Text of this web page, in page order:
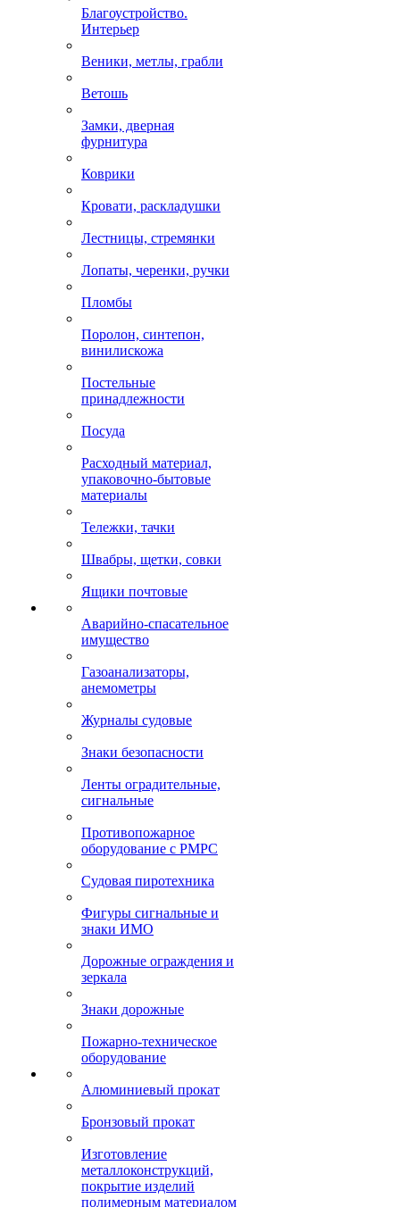
Благоустройство.
Интерьер
Веники, метлы, грабли
Ветошь
Замки, дверная
фурнитура
Коврики
Кровати, раскладушки
Лестницы, стремянки
Лопаты, черенки, ручки
Пломбы
Поролон, синтепон,
винилискожа
Постельные
принадлежности
Посуда
Расходный материал,
упаковочно-бытовые
материалы
Тележки, тачки
Швабры, щетки, совки
Ящики почтовые
Аварийно-спасательное
имущество
Газоанализаторы,
анемометры
Журналы судовые
Знаки безопасности
Ленты оградительные,
сигнальные
Противопожарное
оборудование с РМРС
Судовая пиротехника
Фигуры сигнальные и
знаки ИМО
Дорожные ограждения и
зеркала
Знаки дорожные
Пожарно-техническое
оборудование
Алюминиевый прокат
Бронзовый прокат
Изготовление
металлоконструкций,
покрытие изделий
полимерным материалом